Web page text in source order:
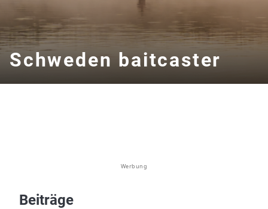
Schweden baitcaster
Werbung
Beiträge